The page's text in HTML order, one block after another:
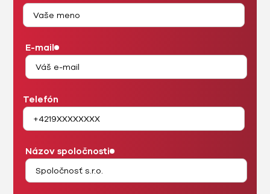
E-mail
Telefón
Názov spoločnosti